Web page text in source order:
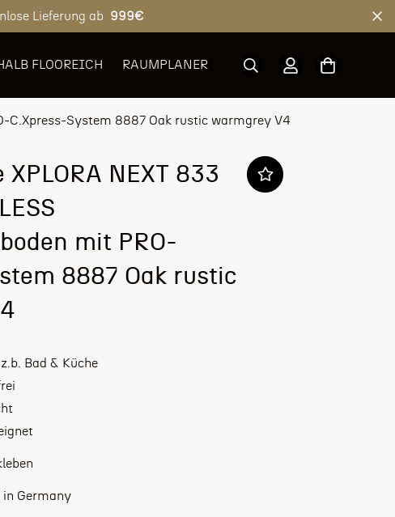
Lieferung ab 999€
FLOOREICH RAUMPLANER
C.Xpress-System 8887 Oak rustic warmgrey V4
XPLORA NEXT 833
mit PRO-
8887 Oak rustic
Bad & Küche
Germany